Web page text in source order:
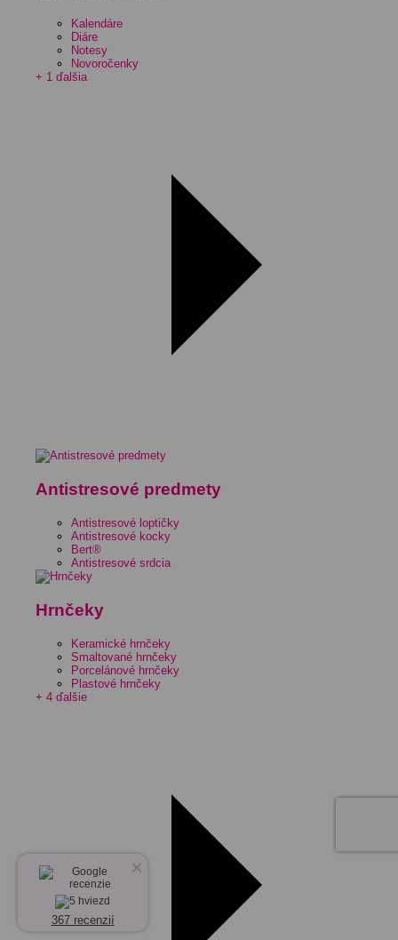
Kalendáre
Diáre
Notesy
Novoročenky
+ 1 ďalšia
Antistresové predmety
Antistresové loptičky
Antistresové kocky
Bert®
Antistresové srdcia
Hrnčeky
Keramické hrnčeky
Smaltované hrnčeky
Porcelánové hrnčeky
Plastové hrnčeky
+ 4 ďalšie
×
367 recenzií